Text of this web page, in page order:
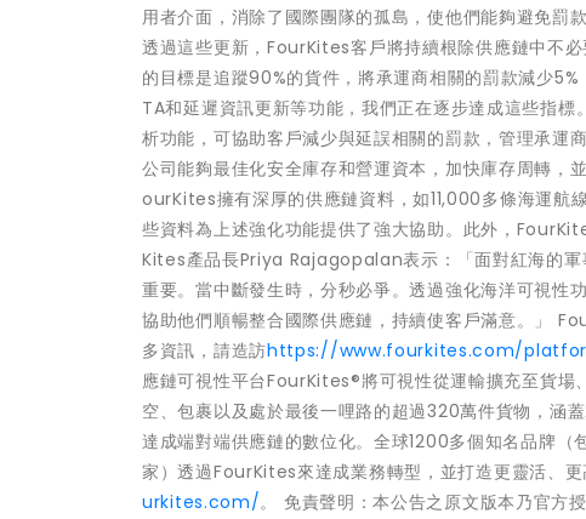
用者介面，消除了國際團隊的孤島，使他們能夠避免罰
透過這些更新，FourKites客戶將持續根除供應鏈中不
的目標是追蹤90%的貨件，將承運商相關的罰款減少
TA和延遲資訊更新等功能，我們正在逐步達成這些指
析功能，可協助客戶減少與延誤相關的罰款，管理承運
公司能夠最佳化安全庫存和營運資本，加快庫存周轉，
ourKites擁有深厚的供應鏈資料，如11,000多條海運航
些資料為上述強化功能提供了強大協助。此外，
Kites產品長Priya Rajagopalan表示：「面對紅海的軍
重要。當中斷發生時，分秒必爭。透過強化海洋可視性
協助他們順暢整合國際供應鏈，持續使客戶滿意。」
多資訊，請造訪https://www.fourkites.com/
應鏈可視性平台FourKites®將可視性從運輸擴充至貨
空、包裹以及處於最後一哩路的超過320萬件貨物，涵
達成端對端供應鏈的數位化。全球1200多個知名品牌
家）透過FourKites來達成業務轉型，並打造更靈活、
urkites.com/。 免責聲明：本公告之原文版本乃官方